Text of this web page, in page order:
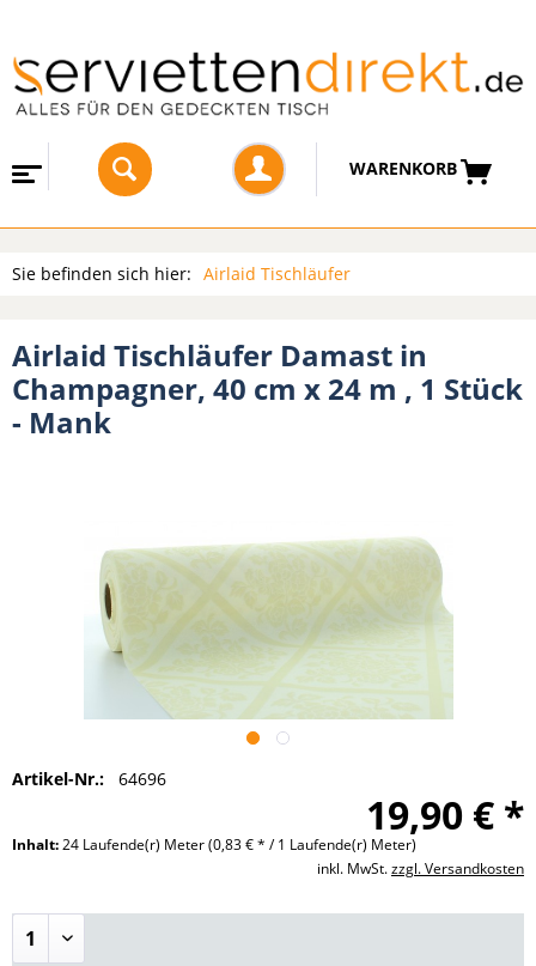
WARENKORB
Sie befinden sich hier: Airlaid Tischläufer
Airlaid Tischläufer Damast in
Champagner, 40 cm x 24 m , 1 Stück
- Mank
Artikel-Nr.: 64696
19,90 € *
Inhalt:24 Laufende(r) Meter(0,83 € * / 1 Laufende(r) Meter)
inkl. MwSt.zzgl. Versandkosten